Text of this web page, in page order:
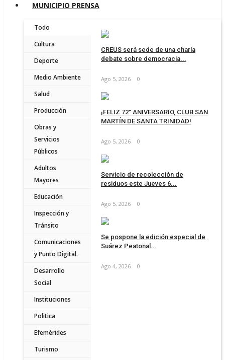
MUNICIPIO PRENSA
Todo
Cultura
Deporte
Medio Ambiente
Salud
Producción
Obras y
Servicios
Públicos
Adultos
Mayores
Educación
Inspección y
Tránsito
Comunicaciones
y Punto Digital.
Desarrollo
Social
Instituciones
Politica
Efemérides
Turismo
CREUS será sede de una charla
debate sobre democracia...
Ago 5, 2026 0
¡FELIZ 72° ANIVERSARIO, CLUB SAN
MARTÍN DE SANTA TRINIDAD!
Ago 5, 2026 0
Servicio de recolección de
residuos este Jueves 6...
Ago 5, 2026 0
Se pospone la edición especial de
Suárez Peatonal...
Ago 4, 2026 0